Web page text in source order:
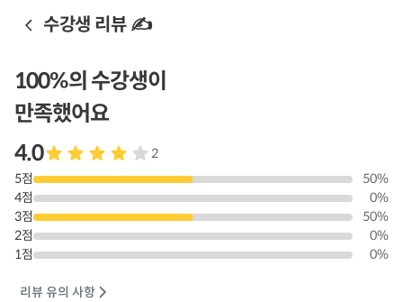
수강생 리뷰 ✍️
100%의 수강생이
만족했어요
4.0
2
5점 50%
4점 0%
3점 50%
2점 0%
1점 0%
리뷰 유의 사항